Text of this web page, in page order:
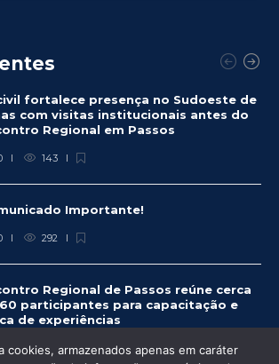
fortalece presença no Sudoeste de
com visitas institucionais antes do
Regional em Passos
143
Importante!
292
Regional de Passos reúne cerca
participantes para capacitação e
de experiências
281
cookies, armazenados apenas em caráter